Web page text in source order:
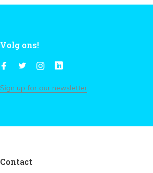
Volg ons!
Sign up for our newsletter
Contact